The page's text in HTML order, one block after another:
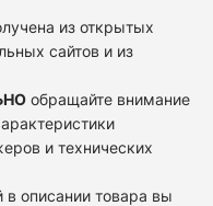
из открытых
сайтов и из
обращайте внимание
и технических
в описании товара вы